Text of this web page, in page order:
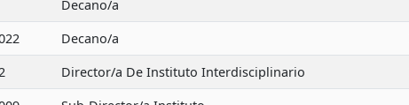
Decano/a
Decano/a
Director/a De Instituto Interdisciplinario